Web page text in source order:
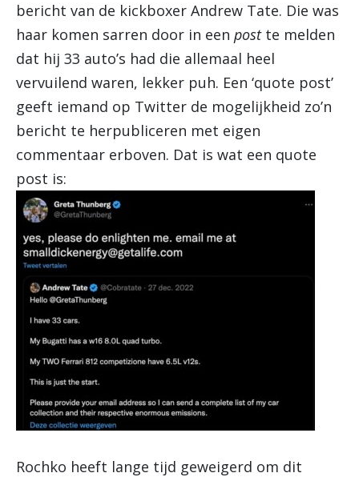
bericht van de kickboxer Andrew Tate. Die was
haar komen sarren door in een postte melden
dat hij 33 auto’s had die allemaal heel
vervuilend waren, lekker puh. Een ‘quote post’
geeft iemand op Twitter de mogelijkheid zo’n
bericht te herpubliceren met eigen
commentaar erboven. Dat is wat een quote
post is:
Rochko heeft lange tijd geweigerd om dit